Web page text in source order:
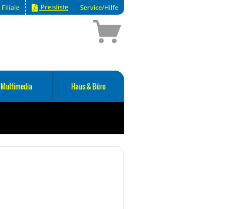
Filiale Preisliste Service/Hilfe
Multimedia Haus & Büro